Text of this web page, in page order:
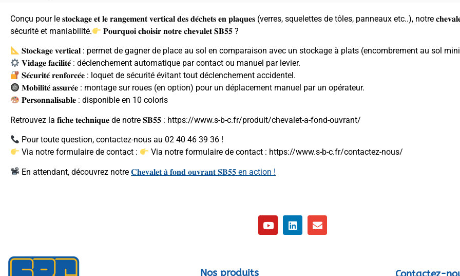
Conçu pour le 𝐬𝐭𝐨𝐜𝐤𝐚𝐠𝐞 𝐞𝐭 𝐥𝐞 𝐫𝐚𝐧𝐠𝐞𝐦𝐞𝐧𝐭 𝐯𝐞𝐫𝐭𝐢𝐜𝐚𝐥 𝐝𝐞𝐬 𝐝𝐞́𝐜𝐡𝐞𝐭𝐬 𝐞𝐧 𝐩𝐥𝐚𝐪𝐮𝐞𝐬 (verres, squelettes de tôles, panneaux etc..), notre
sécurité et maniabilité.
𝐏𝐨𝐮𝐫𝐪𝐮𝐨𝐢 𝐜𝐡𝐨𝐢𝐬𝐢𝐫 𝐧𝐨𝐭𝐫𝐞 𝐜𝐡𝐞𝐯𝐚𝐥𝐞𝐭 𝐒𝐁𝟓𝟓 ?
𝐒𝐭𝐨𝐜𝐤𝐚𝐠𝐞 𝐯𝐞𝐫𝐭𝐢𝐜𝐚𝐥 : permet de gagner de place au sol en comparaison avec un stockage à plats (encombrement au sol
𝐕𝐢𝐝𝐚𝐠𝐞 𝐟𝐚𝐜𝐢𝐥𝐢𝐭𝐞́ : déclenchement automatique par contact ou manuel par levier.
𝐒𝐞́𝐜𝐮𝐫𝐢𝐭𝐞́ 𝐫𝐞𝐧𝐟𝐨𝐫𝐜𝐞́𝐞 : loquet de sécurité évitant tout déclenchement accidentel.
𝐌𝐨𝐛𝐢𝐥𝐢𝐭𝐞́ 𝐚𝐬𝐬𝐮𝐫𝐞́𝐞 : montage sur roues (en option) pour un déplacement manuel par un opérateur.
𝐏𝐞𝐫𝐬𝐨𝐧𝐧𝐚𝐥𝐢𝐬𝐚𝐛𝐥𝐞 : disponible en 10 coloris
Retrouvez la 𝐟𝐢𝐜𝐡𝐞 𝐭𝐞𝐜𝐡𝐧𝐢𝐪𝐮𝐞 de notre 𝐒𝐁𝟓𝟓 : https://www.s-b-c.fr/produit/chevalet-a-fond-ouvrant/
Pour toute question, contactez-nous au 02 40 46 39 36 !
Via notre formulaire de contact :
Via notre formulaire de contact : https://www.s-b-c.fr/contactez-nous/
En attendant, découvrez notre𝐂𝐡𝐞𝐯𝐚𝐥𝐞𝐭 𝐚̀ 𝐟𝐨𝐧𝐝 𝐨𝐮𝐯𝐫𝐚𝐧𝐭 𝐒𝐁𝟓𝟓 en action !
Nos produits